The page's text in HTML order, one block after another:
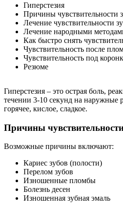
Гиперстезия
Причины чувствительности
Лечение чувствительности
Лечение народными
Как быстро снять
Чувствительность после
Чувствительность под
Резюме
Гиперстезия – это острая боль,
течении 3-10 секунд на наружные
горячее, кислое, сладкое.
Причины
Возможные причины включают:
Кариес зубов (полости)
Перелом зубов
Изношенные пломбы
Болезнь десен
Изношенная зубная эмаль